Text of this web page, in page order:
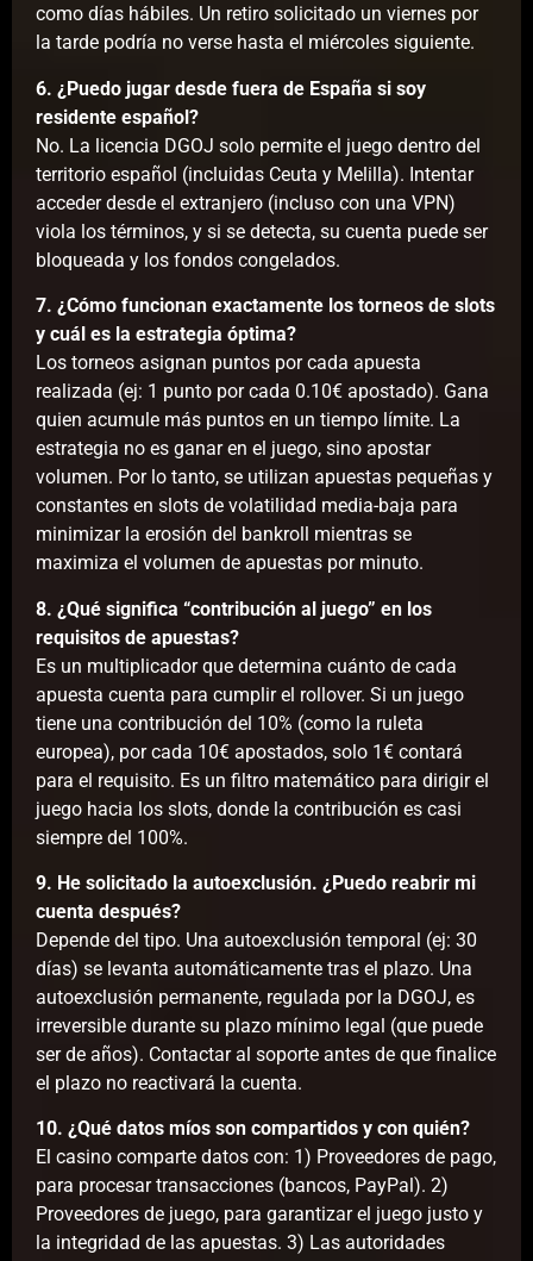
como días hábiles. Un retiro solicitado un viernes por
la tarde podría no verse hasta el miércoles siguiente.
6. ¿Puedo jugar desde fuera de España si soy
residente español?
No. La licencia DGOJ solo permite el juego dentro del
territorio español (incluidas Ceuta y Melilla). Intentar
acceder desde el extranjero (incluso con una VPN)
viola los términos, y si se detecta, su cuenta puede ser
bloqueada y los fondos congelados.
7. ¿Cómo funcionan exactamente los torneos de slots
y cuál es la estrategia óptima?
Los torneos asignan puntos por cada apuesta
realizada (ej: 1 punto por cada 0.10€ apostado). Gana
quien acumule más puntos en un tiempo límite. La
estrategia no es ganar en el juego, sino apostar
volumen. Por lo tanto, se utilizan apuestas pequeñas y
constantes en slots de volatilidad media-baja para
minimizar la erosión del bankroll mientras se
maximiza el volumen de apuestas por minuto.
8. ¿Qué significa “contribución al juego” en los
requisitos de apuestas?
Es un multiplicador que determina cuánto de cada
apuesta cuenta para cumplir el rollover. Si un juego
tiene una contribución del 10% (como la ruleta
europea), por cada 10€ apostados, solo 1€ contará
para el requisito. Es un filtro matemático para dirigir el
juego hacia los slots, donde la contribución es casi
siempre del 100%.
9. He solicitado la autoexclusión. ¿Puedo reabrir mi
cuenta después?
Depende del tipo. Una autoexclusión temporal (ej: 30
días) se levanta automáticamente tras el plazo. Una
autoexclusión permanente, regulada por la DGOJ, es
irreversible durante su plazo mínimo legal (que puede
ser de años). Contactar al soporte antes de que finalice
el plazo no reactivará la cuenta.
10. ¿Qué datos míos son compartidos y con quién?
El casino comparte datos con: 1) Proveedores de pago,
para procesar transacciones (bancos, PayPal). 2)
Proveedores de juego, para garantizar el juego justo y
la integridad de las apuestas. 3) Las autoridades